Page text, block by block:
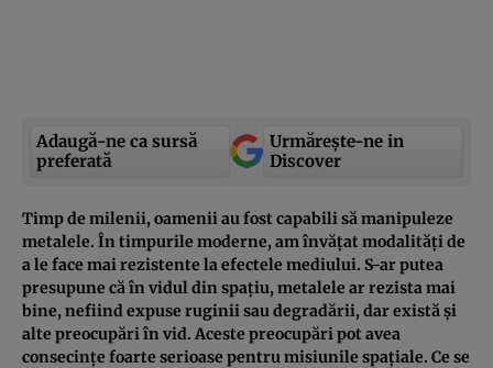
Adaugă-ne ca sursă
preferată
Urmărește-ne in
Discover
Timp de milenii, oamenii au fost capabili să manipuleze
metalele. În timpurile moderne, am învățat modalități de
a le face mai rezistente la efectele mediului. S-ar putea
presupune că în vidul din spațiu, metalele ar rezista mai
bine, nefiind expuse ruginii sau degradării, dar există și
alte preocupări în vid. Aceste preocupări pot avea
consecințe foarte serioase pentru misiunile spațiale. Ce se